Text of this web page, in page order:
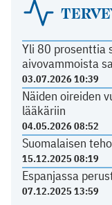
Yli 80 prosenttia
aivovammoista
03.07.2026 10:39
Näiden oireiden
lääkäriin
04.05.2026 08:52
Suomalaisen
15.12.2025 08:19
Espanjassa
07.12.2025 13:59